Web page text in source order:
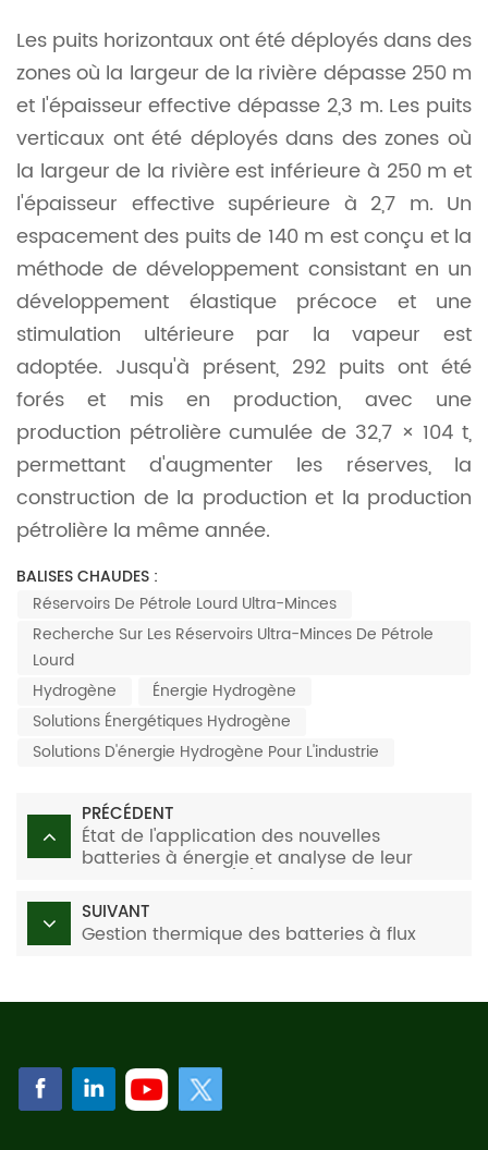
Les puits horizontaux ont été déployés dans des
zones où la largeur de la rivière dépasse 250 m
et l'épaisseur effective dépasse 2,3 m. Les puits
verticaux ont été déployés dans des zones où
la largeur de la rivière est inférieure à 250 m et
l'épaisseur effective supérieure à 2,7 m. Un
espacement des puits de 140 m est conçu et la
méthode de développement consistant en un
développement élastique précoce et une
stimulation ultérieure par la vapeur est
adoptée. Jusqu'à présent, 292 puits ont été
forés et mis en production, avec une
production pétrolière cumulée de 32,7 × 104 t,
permettant d'augmenter les réserves, la
construction de la production et la production
pétrolière la même année.
BALISES CHAUDES :
Réservoirs De Pétrole Lourd Ultra-Minces
Recherche Sur Les Réservoirs Ultra-Minces De Pétrole
Lourd
Hydrogène
Énergie Hydrogène
Solutions Énergétiques Hydrogène
Solutions D'énergie Hydrogène Pour L'industrie
PRÉCÉDENT
État de l'application des nouvelles
batteries à énergie et analyse de leur
SUIVANT
Gestion thermique des batteries à flux